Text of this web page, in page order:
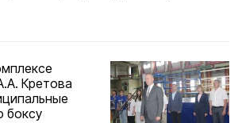
Кретова
боксу